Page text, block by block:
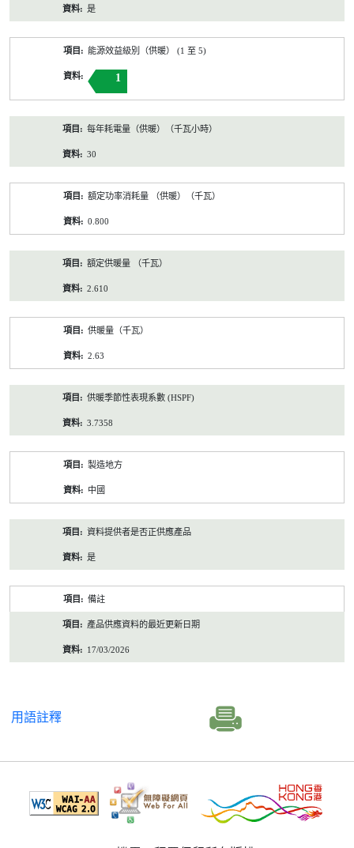
是
能源效益級別（供暖） (1 至 5)
1
每年耗電量（供暖）（千瓦小時）
30
額定功率消耗量 （供暖）（千瓦）
0.800
額定供暖量 （千瓦）
2.610
供暖量（千瓦）
2.63
供暖季節性表現系數 (HSPF)
3.7358
製造地方
中國
資料提供者是否正供應產品
是
備註
產品供應資料的最近更新日期
17/03/2026
用語註釋